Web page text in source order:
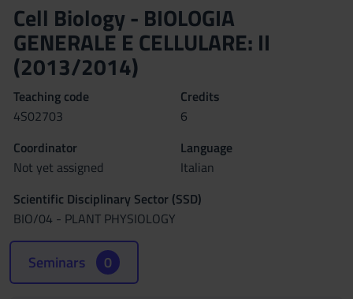
Cell Biology - BIOLOGIA
GENERALE E CELLULARE: II
(2013/2014)
Teaching code
4S02703
Credits
6
Coordinator
Not yet assigned
Language
Italian
Scientific Disciplinary Sector (SSD)
BIO/04 - PLANT PHYSIOLOGY
Seminars 0